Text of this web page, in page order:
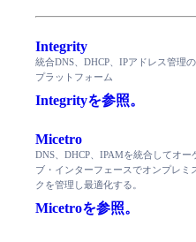
Integrity
統合DNS、DHCP、IPアドレス管理
プラットフォーム
Integrityを参照。
Micetro
DNS、DHCP、IPAMを統合してオ
ブ・インターフェースでオンプレミ
クを管理し最適化する。
Micetroを参照。